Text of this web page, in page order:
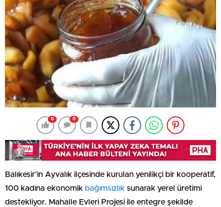
0 0
Balıkesir’in Ayvalık ilçesinde kurulan yenilikçi bir kooperatif,
100 kadına ekonomik bağımsızlık sunarak yerel üretimi
destekliyor. Mahalle Evleri Projesi ile entegre şekilde